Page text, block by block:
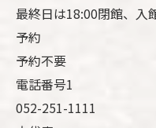
最終日は18:00閉館、入
予約
予約不要
電話番号1
052-251-1111